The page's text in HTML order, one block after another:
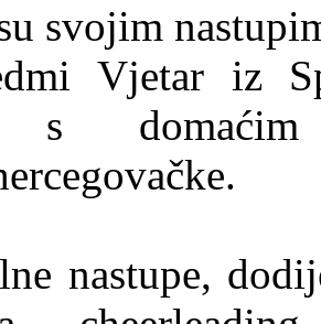
svojim
Vjetar iz
s
nastupe,